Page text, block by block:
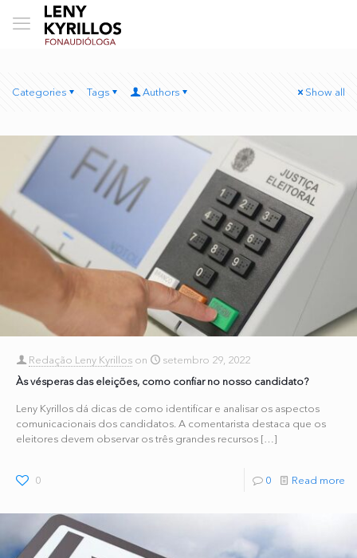
Categories Tags Authors Show all
Redação Leny Kyrillos on
setembro 29, 2022
Às vésperas das eleições, como confiar no nosso candidato?
Leny Kyrillos dá dicas de como identificar e analisar os aspectos
comunicacionais dos candidatos. A comentarista destaca que os
eleitores devem observar os três grandes recursos […]
0 0 Read more